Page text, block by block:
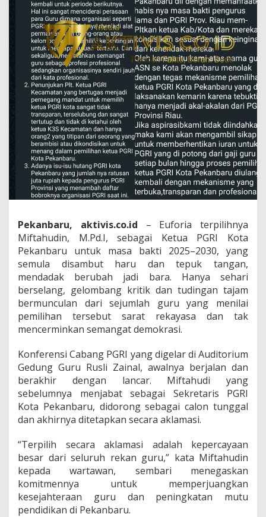
G
R
I
P
e
k
a
n
b
a
r
u
D
i
p
e
r
s
o
l
k
a
n
,
G
r
u
M
i
a
E
v
a
u
a
i
M
e
k
i
Pekanbaru, aktivis.co.id – Euforia terpilihnya
Miftahudin, M.Pd.I, sebagai Ketua PGRI Kota
Pekanbaru untuk masa bakti 2025–2030, yang
semula disambut haru dan tepuk tangan,
mendadak berubah jadi bara. Hanya sehari
berselang, gelombang kritik dan tudingan tajam
bermunculan dari sejumlah guru yang menilai
pemilihan tersebut sarat rekayasa dan tak
mencerminkan semangat demokrasi.
Konferensi Cabang PGRI yang digelar di Auditorium
Gedung Guru Rusli Zainal, awalnya berjalan dan
berakhir dengan lancar. Miftahudi yang
sebelumnya menjabat sebagai Sekretaris PGRI
Kota Pekanbaru, didorong sebagai calon tunggal
dan akhirnya ditetapkan secara aklamasi.
“Terpilih secara aklamasi adalah kepercayaan
besar dari seluruh rekan guru,” kata Miftahudin
kepada wartawan, sembari menegaskan
komitmennya untuk memperjuangkan
kesejahteraan guru dan peningkatan mutu
pendidikan di Pekanbaru.